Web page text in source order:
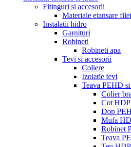
Fitinguri si accesorii
Materiale etansare
Instalatii hidro
Garnituri
Robineti
Robineti apa
Tevi si accesorii
Coliere
Izolatie tevi
Teava PEHD si
Colier
Cot
Dop
Mufa
Robinet
Teava